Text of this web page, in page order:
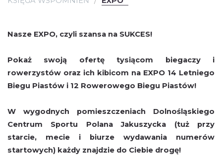
Nasze EXPO, czyli szansa na SUKCES!
Pokaż swoją ofertę tysiącom biegaczy i
rowerzystów oraz ich kibicom na EXPO 14 Letniego
Biegu Piastów i 12 Rowerowego Biegu Piastów!
W wygodnych pomieszczeniach Dolnośląskiego
Centrum Sportu Polana Jakuszycka (tuż przy
starcie, mecie i biurze wydawania numerów
startowych) każdy znajdzie do Ciebie drogę!